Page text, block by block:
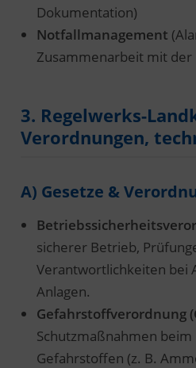
Dokumentation)
Notfallmanagement
Zusammenarbeit mit der
3. Regelwerks-
Verordnungen,
A) Gesetze &
sicherer Betrieb,
Verantwortlichkeiten bei
Anlagen.
Gefahrstoffverordnung
Schutzmaßnahmen
Gefahrstoffen (z. B.